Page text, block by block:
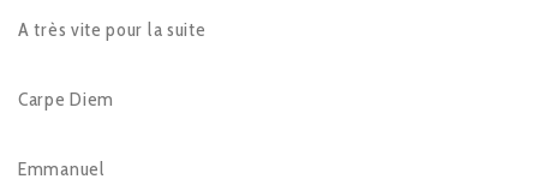
A très vite pour la suite
Carpe Diem
Emmanuel